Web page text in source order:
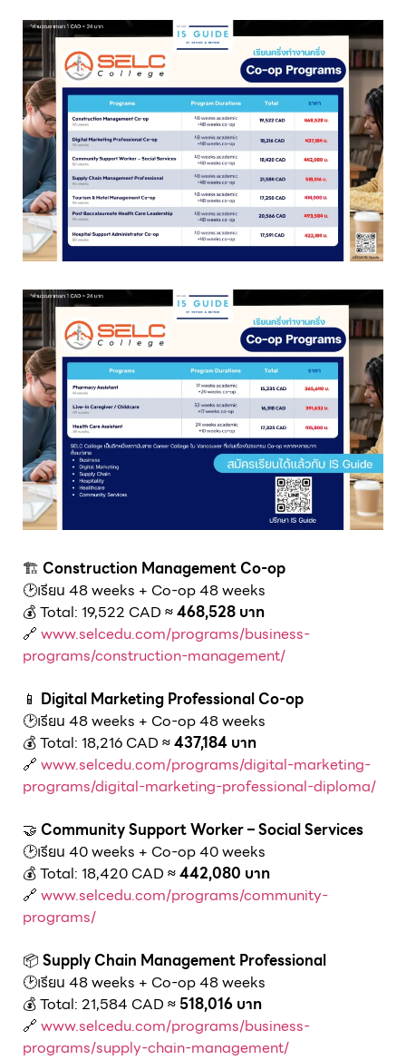
🏗️ Construction Management Co-op
🕑เรียน 48 weeks + Co-op 48 weeks
💰 Total: 19,522 CAD ≈ 468,528 บาท
🔗 www.selcedu.com/programs/business-
programs/construction-management/
📱 Digital Marketing Professional Co-op
🕑เรียน 48 weeks + Co-op 48 weeks
💰 Total: 18,216 CAD ≈ 437,184 บาท
🔗 www.selcedu.com/programs/digital-marketing-
programs/digital-marketing-professional-diploma/
🤝 Community Support Worker – Social Services
🕑เรียน 40 weeks + Co-op 40 weeks
💰 Total: 18,420 CAD ≈ 442,080 บาท
🔗 www.selcedu.com/programs/community-
programs/
📦 Supply Chain Management Professional
🕑เรียน 48 weeks + Co-op 48 weeks
💰 Total: 21,584 CAD ≈ 518,016 บาท
🔗 www.selcedu.com/programs/business-
programs/supply-chain-management/